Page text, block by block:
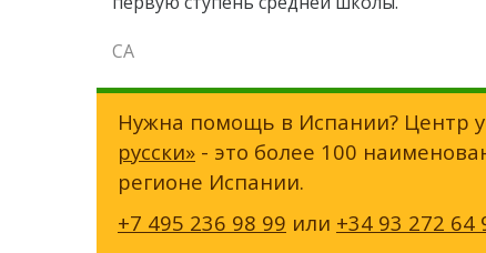
СА
Нужна помощь в Испании? Центр
русски» - это более 100
регионе Испании.
+7 495 236 98 99 или +34 93 272 64